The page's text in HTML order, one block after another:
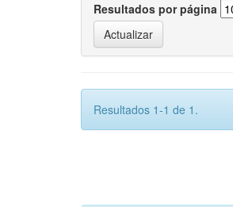
Resultados por página
Resultados 1-1 de 1.